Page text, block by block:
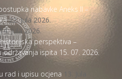
nabavke Aneks II –
22. Jula 2026.
14. Jula 2026.
perspektiva –
ispita 15. 07. 2026.
rad i upisu ocjena